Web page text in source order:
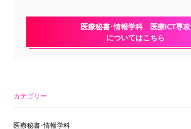
医療秘書・情報学科 医療ICT専攻
についてはこちら
カテゴリー
医療秘書・情報学科